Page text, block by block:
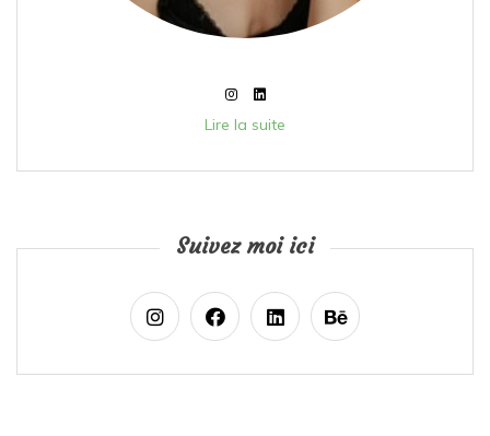
Lire la suite
Suivez moi ici